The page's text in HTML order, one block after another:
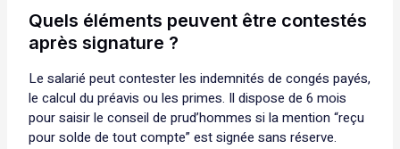
Quels éléments peuvent être contestés
après signature ?
Le salarié peut contester les indemnités de congés payés,
le calcul du préavis ou les primes. Il dispose de 6 mois
pour saisir le conseil de prud’hommes si la mention “reçu
pour solde de tout compte” est signée sans réserve.